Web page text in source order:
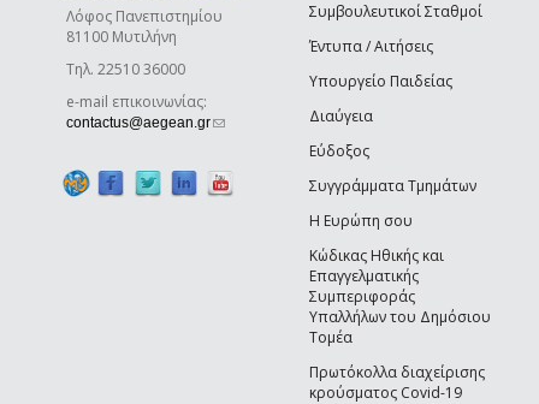
Λόφος Πανεπιστημίου
81100 Μυτιλήνη
Τηλ. 22510 36000
e-mail επικοινωνίας:
contactus@aegean.gr(link sends e-mail)
Συμβουλευτικοί Σταθμοί
Έντυπα / Αιτήσεις
Υπουργείο Παιδείας
Διαύγεια
Εύδοξος
Συγγράμματα Τμημάτων
Η Ευρώπη σου
Κώδικας Ηθικής και
Επαγγελματικής
Συμπεριφοράς
Υπαλλήλων του Δημόσιου
Τομέα
Πρωτόκολλα διαχείρισης
κρούσματος Covid-19